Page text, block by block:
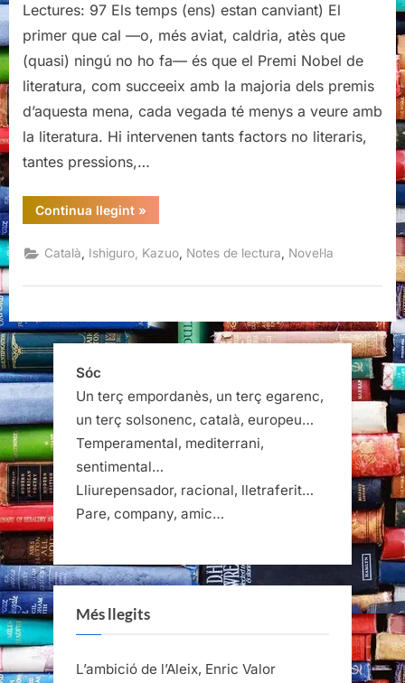
Lectures: 97 Els temps (ens) estan canviant) El
primer que cal —o, més aviat, caldria, atès que
(quasi) ningú no ho fa— és que el Premi Nobel de
literatura, com succeeix amb la majoria dels premis
d’aquesta mena, cada vegada té menys a veure amb
la literatura. Hi intervenen tants factors no literaris,
tantes pressions,…
Continua llegint“El
que
del
dia,
Ishiguro”
»
Català Ishiguro, Kazuo Notes de lectura Novel·la
Sóc
Un terç empordanès, un terç egarenc,
un terç solsonenc, català, europeu…
Temperamental, mediterrani,
sentimental…
Lliurepensador, racional, lletraferit…
Pare, company, amic…
Més llegits
L’ambició de l’Aleix, Enric Valor